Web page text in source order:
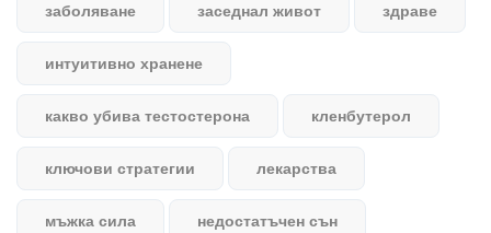
заболяване заседнал живот здраве
интуитивно хранене
какво убива тестостерона кленбутерол
ключови стратегии лекарства
мъжка сила недостатъчен сън